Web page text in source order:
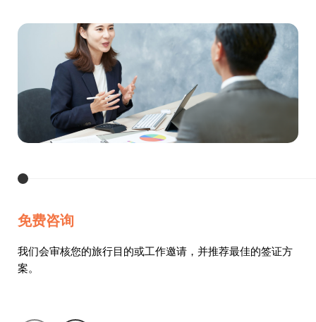
免费咨询
我们会审核您的旅行目的或工作邀请，并推荐最佳的签证方
案。